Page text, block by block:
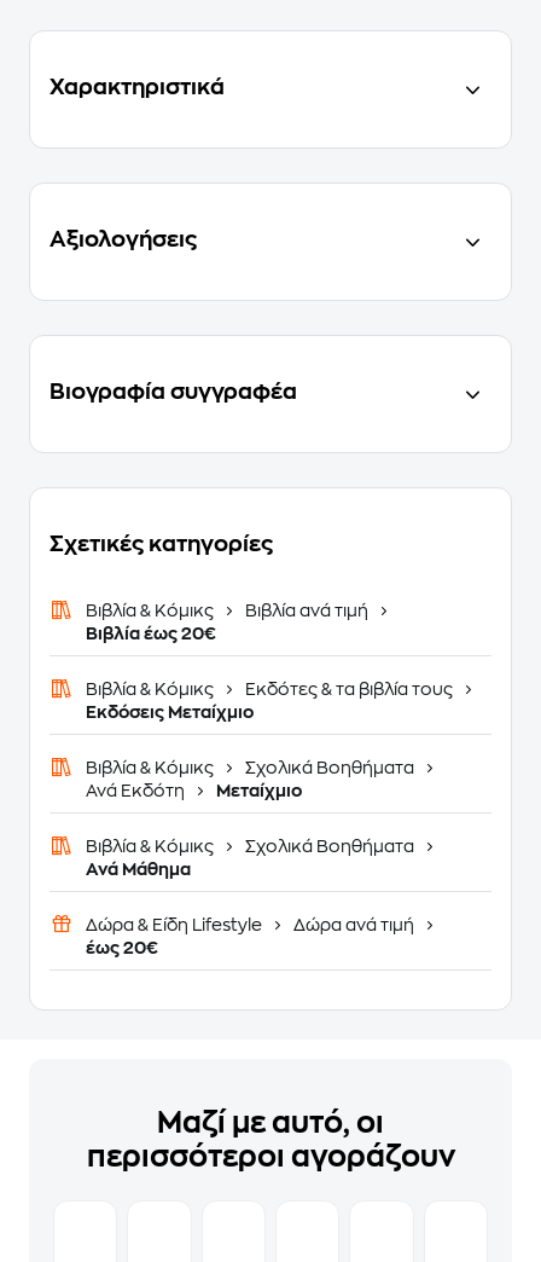
Χαρακτηριστικά
Αξιολογήσεις
Βιογραφία συγγραφέα
Σχετικές κατηγορίες
Βιβλία & Κόμικς
Βιβλία ανά τιμή
Βιβλία έως 20€
Βιβλία & Κόμικς
Εκδότες & τα βιβλία τους
Εκδόσεις Μεταίχμιο
Βιβλία & Κόμικς
Σχολικά Βοηθήματα
Ανά Εκδότη
Μεταίχμιο
Βιβλία & Κόμικς
Σχολικά Βοηθήματα
Ανά Μάθημα
Δώρα & Είδη Lifestyle
Δώρα ανά τιμή
έως 20€
Μαζί με αυτό, οι
περισσότεροι αγοράζουν